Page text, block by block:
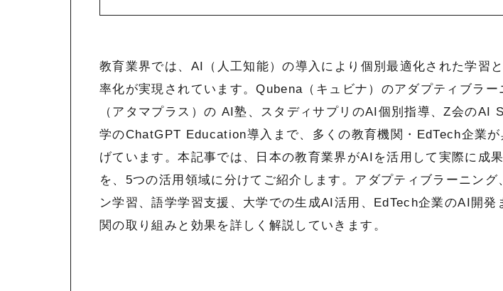
教育業界では、AI（人工知能）の導入により個別最適化された学習
率化が実現されています。Qubena（キュビナ）のアダプティブラー
（アタマプラス）の AI塾、スタディサプリのAI個別指導、Z会のAI
学のChatGPT Education導入まで、多くの教育機関・EdTech企業が
げています。本記事では、日本の教育業界がAIを活用して実際に成
を、5つの活用領域に分けてご紹介します。アダプティブラーニング
ン学習、語学学習支援、大学での生成AI活用、EdTech企業のAI開発
関の取り組みと効果を詳しく解説していきます。